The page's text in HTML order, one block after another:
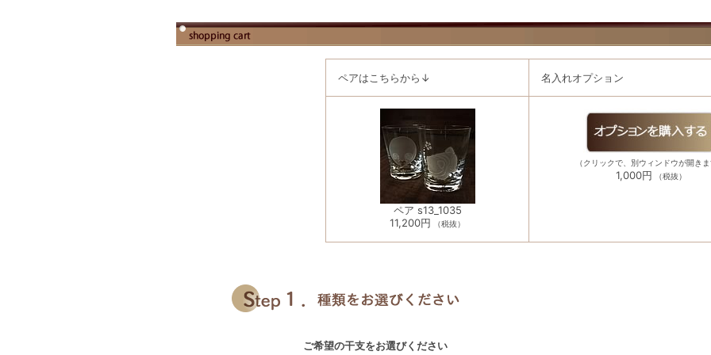
ペアはこちらから↓ 名入れオプション
ペア s13_1035
11,200円 （税抜）
（クリックで、別ウィンドウが開き
1,000円 （税抜）
ご希望の干支をお選びください